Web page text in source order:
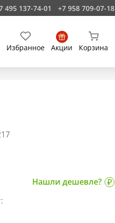
495 137-74-01 +7 958 709-07-18
Избранное Акции Корзина
Нашли дешевле?